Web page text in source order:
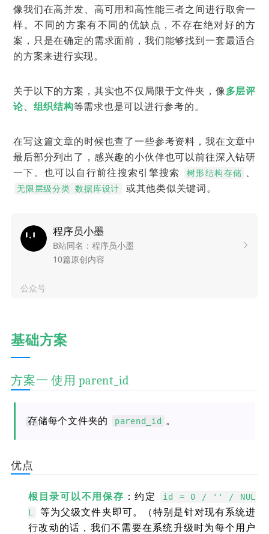
像我们在高并发、高可用和高性能三者之间进行取舍一
样。不同的方案有不同的优缺点，不存在绝对好的方
案，只是在确定的需求面前，我们能够找到一套最适合
的方案来进行实现。
关于以下的方案，其实也不仅局限于文件夹，像多层评
论、 组织结构等需求也是可以进行参考的。
在写这篇文章的时候也查了一些参考资料，我在文章中
最后部分列出了，感兴趣的小伙伴也可以前往深入钻研
一下。也可以自行前往搜索引擎搜索
树形结构存储 、
无限层级分类 数据库设计 或其他类似关键词。
程序员小墨
B站同名：程序员小墨
10篇原创内容
公众号
基础方案
方案一 使用 parent_id
存储每个文件夹的 parend_id 。
优点
根目录可以不用保存 ：约定
id = 0 / '' / NUL
L
等为父级文件夹即可。（特别是针对现有系统进
行改动的话，我们不需要在系统升级时为每个用户